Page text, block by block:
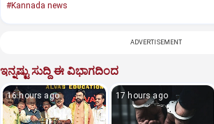
#Kannada news
ADVERTISEMENT
ಇನ್ನಷ್ಟು ಸುದ್ದಿ ಈ ವಿಭಾಗದಿಂದ
16 hours ago 17 hours ago